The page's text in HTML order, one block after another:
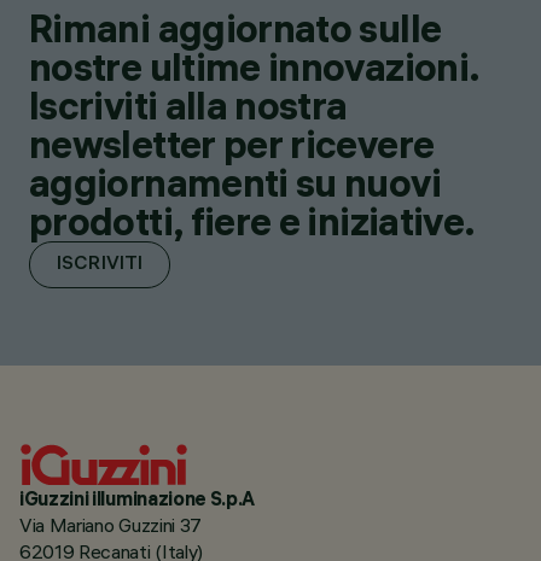
Rimani aggiornato sulle
nostre ultime innovazioni.
Iscriviti alla nostra
newsletter per ricevere
aggiornamenti su nuovi
prodotti, fiere e iniziative.
ISCRIVITI
iGuzzini illuminazione S.p.A
Via Mariano Guzzini 37
62019 Recanati (Italy)